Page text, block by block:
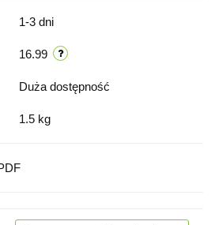
1-3 dni
16.99
Duża dostępność
1.5 kg